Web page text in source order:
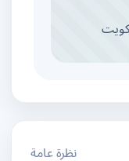
نظرة عامة